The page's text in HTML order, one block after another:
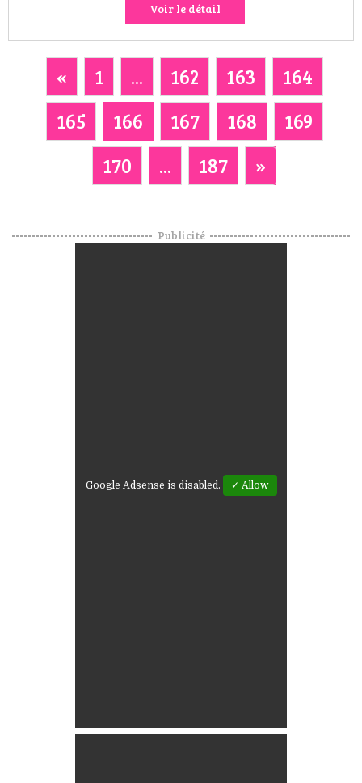
Voir le détail
« 1 ... 162 163
164
165
166 167 168
169
170
... 187 »
Publicité
Google Adsense is disabled. ✓ Allow